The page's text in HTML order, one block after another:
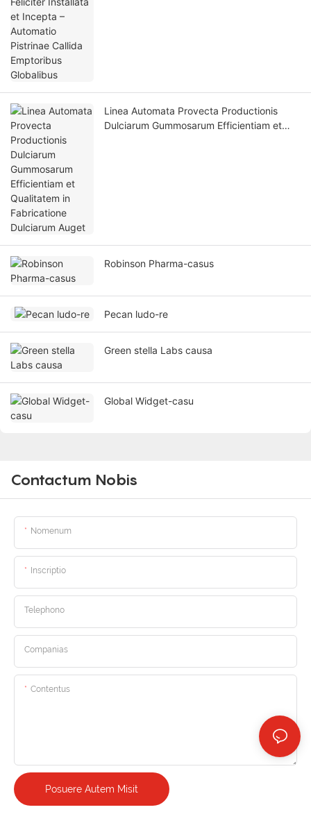
Linea Automata Provecta Productionis
Dulciarum Gummosarum Efficientiam et
Robinson Pharma-casus
Pecan ludo-re
Green stella Labs causa
Global Widget-casu
Contactum Nobis
Nomenum
Inscriptio
Telephono
Companias
Contentus
Posuere Autem Misit